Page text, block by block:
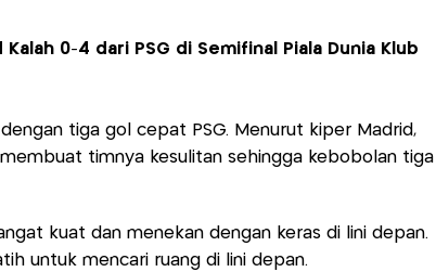
0-4 dari PSG di Semifinal Piala Dunia Klub
tiga gol cepat PSG. Menurut kiper Madrid,
timnya kesulitan sehingga kebobolan tiga
kuat dan menekan dengan keras di lini depan.
untuk mencari ruang di lini depan.